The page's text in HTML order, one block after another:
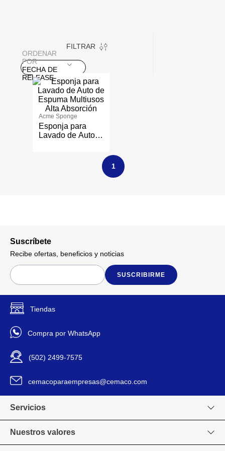
FILTRAR
ORDENAR
POR
FECHA DE
RELEASE
Acme Sponge
Esponja para
Lavado de Auto
1
Suscríbete
Recibe ofertas, beneficios y noticias
SUSCRIBIRME
Tiendas
Compra por WhatsApp
(502) 2499-7575
cemacoparaempresas@cemaco.com
Servicios
Nuestros valores